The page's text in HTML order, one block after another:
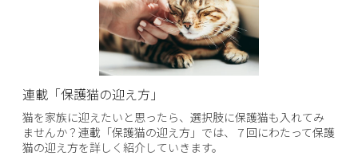
連載「保護猫の迎え方」
猫を家族に迎えたいと思ったら、選択肢に保護猫も入れてみ
ませんか？連載「保護猫の迎え方」では、７回にわたって保護
猫の迎え方を詳しく紹介していきます。